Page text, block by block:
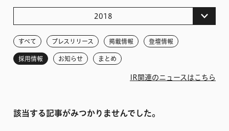
2018
すべて
2026
すべて プレスリリース 掲載情報 登壇情報
採用情報 お知らせ まとめ
IR関連のニュースはこちら
該当する記事がみつかりませんでした。